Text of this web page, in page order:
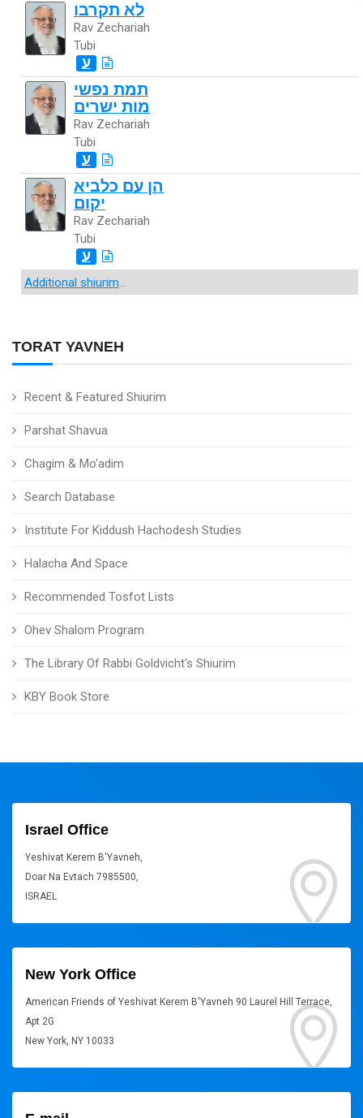
TORAT YAVNEH
Recent & Featured Shiurim
Parshat Shavua
Chagim & Mo'adim
Search Database
Institute For Kiddush Hachodesh Studies
Halacha And Space
Recommended Tosfot Lists
Ohev Shalom Program
The Library Of Rabbi Goldvicht's Shiurim
KBY Book Store
לא תקרבו
Rav Zechariah
Tubi
ע
תמת נפשי
מות ישרים
Rav Zechariah
Tubi
ע
הן עם כלביא
יקום
Rav Zechariah
Tubi
ע
Additional shiurim...
Israel Office
Yeshivat Kerem B'Yavneh,
Doar Na Evtach 7985500,
ISRAEL
New York Office
American Friends of Yeshivat Kerem B'Yavneh 90 Laurel Hill Terrace,
Apt 2G
New York, NY 10033